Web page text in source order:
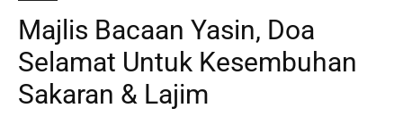
Majlis Bacaan Yasin, Doa
Selamat Untuk Kesembuhan
Sakaran & Lajim